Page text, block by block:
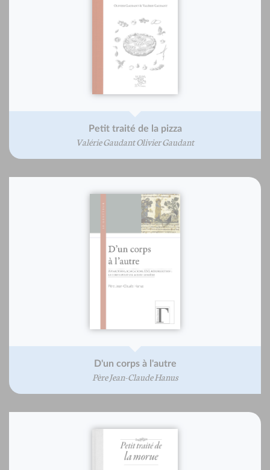
Petit traité de la pizza
Valérie Gaudant Olivier Gaudant
D'un corps à l'autre
Père Jean-Claude Hanus